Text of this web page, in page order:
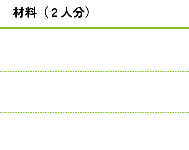
材料（２人分）